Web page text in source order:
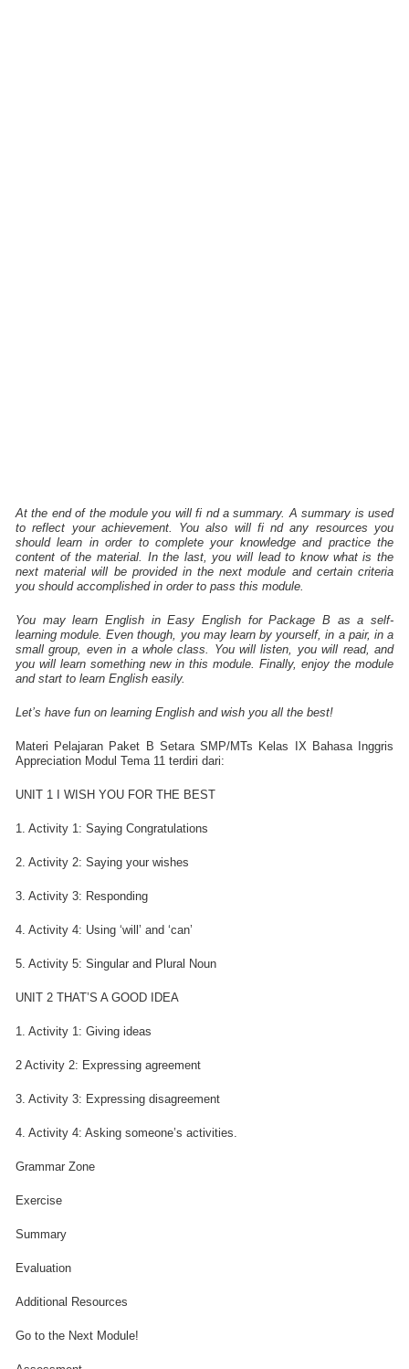
At the end of the module you will fi nd a summary. A summary is used
to reflect your achievement. You also will fi nd any resources you
should learn in order to complete your knowledge and practice the
content of the material. In the last, you will lead to know what is the
next material will be provided in the next module and certain criteria
you should accomplished in order to pass this module.
You may learn English in Easy English for Package B as a self-
learning module. Even though, you may learn by yourself, in a pair, in a
small group, even in a whole class. You will listen, you will read, and
you will learn something new in this module. Finally, enjoy the module
and start to learn English easily.
Let’s have fun on learning English and wish you all the best!
Materi Pelajaran Paket B Setara SMP/MTs Kelas IX Bahasa Inggris
Appreciation Modul Tema 11 terdiri dari:
UNIT 1 I WISH YOU FOR THE BEST
1. Activity 1: Saying Congratulations
2. Activity 2: Saying your wishes
3. Activity 3: Responding
4. Activity 4: Using ‘will’ and ‘can’
5. Activity 5: Singular and Plural Noun
UNIT 2 THAT’S A GOOD IDEA
1. Activity 1: Giving ideas
2 Activity 2: Expressing agreement
3. Activity 3: Expressing disagreement
4. Activity 4: Asking someone’s activities.
Grammar Zone
Exercise
Summary
Evaluation
Additional Resources
Go to the Next Module!